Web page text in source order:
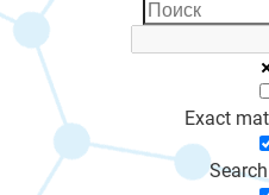
Exact